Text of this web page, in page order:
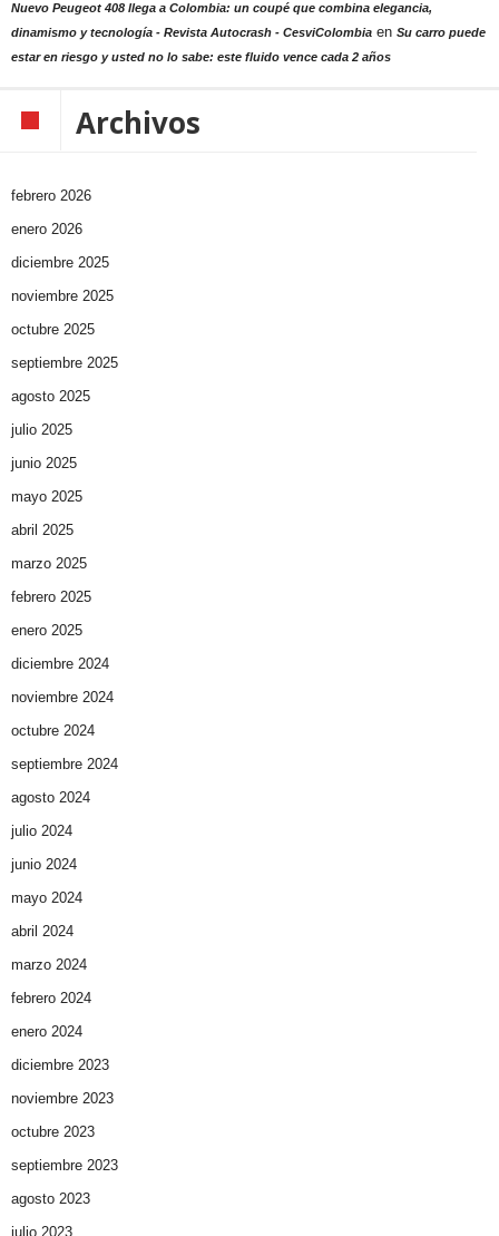
Nuevo Peugeot 408 llega a Colombia: un coupé que combina elegancia,
dinamismo y tecnología - Revista Autocrash - CesviColombia en Su carro puede
estar en riesgo y usted no lo sabe: este fluido vence cada 2 años
Archivos
febrero 2026
enero 2026
diciembre 2025
noviembre 2025
octubre 2025
septiembre 2025
agosto 2025
julio 2025
junio 2025
mayo 2025
abril 2025
marzo 2025
febrero 2025
enero 2025
diciembre 2024
noviembre 2024
octubre 2024
septiembre 2024
agosto 2024
julio 2024
junio 2024
mayo 2024
abril 2024
marzo 2024
febrero 2024
enero 2024
diciembre 2023
noviembre 2023
octubre 2023
septiembre 2023
agosto 2023
julio 2023